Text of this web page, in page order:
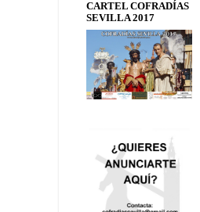
CARTEL COFRADÍAS
SEVILLA 2017